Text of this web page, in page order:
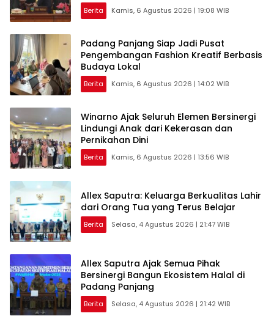
Berita Kamis, 6 Agustus 2026 | 19:08 WIB
Padang Panjang Siap Jadi Pusat
Pengembangan Fashion Kreatif Berbasis
Budaya Lokal
Berita Kamis, 6 Agustus 2026 | 14:02 WIB
Winarno Ajak Seluruh Elemen Bersinergi
Lindungi Anak dari Kekerasan dan
Pernikahan Dini
Berita Kamis, 6 Agustus 2026 | 13:56 WIB
Allex Saputra: Keluarga Berkualitas Lahir
dari Orang Tua yang Terus Belajar
Berita Selasa, 4 Agustus 2026 | 21:47 WIB
Allex Saputra Ajak Semua Pihak
Bersinergi Bangun Ekosistem Halal di
Padang Panjang
Berita Selasa, 4 Agustus 2026 | 21:42 WIB